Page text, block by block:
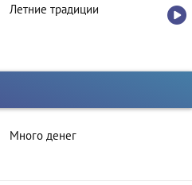
Летние традиции
Много денег